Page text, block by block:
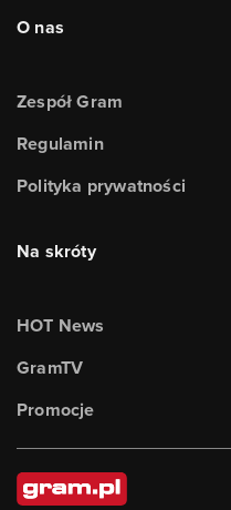
O nas
Zespół Gram
Regulamin
Polityka prywatności
Na skróty
HOT News
GramTV
Promocje